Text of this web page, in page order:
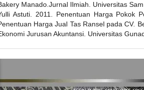
Manado.Jurnal Ilmiah. Universitas
Astuti. 2011. Penentuan Harga Pokok
Harga Jual Tas Ransel pada CV.
Jurusan Akuntansi. Universitas